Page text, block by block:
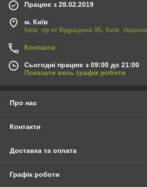
Працює з 28.02.2019
м. Київ
Київ, пр-кт Відрадний,95, Київ, Україна
Контакти
Сьогодні працює з 09:00 до 21:00
Показати весь графік роботи
Про нас
Контакти
Доставка та оплата
Графік роботи